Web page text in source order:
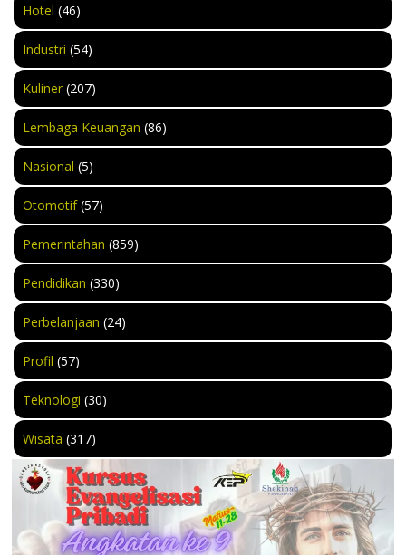
Hotel (46)
Industri (54)
Kuliner (207)
Lembaga Keuangan (86)
Nasional (5)
Otomotif(57)
Pemerintahan (859)
Pendidikan (330)
Perbelanjaan (24)
Profil (57)
Teknologi (30)
Wisata (317)